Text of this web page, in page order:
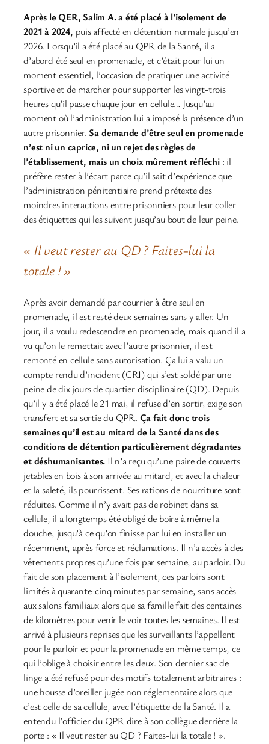
Après le QER, Salim A. a été placé à l’isolement de
2021 à 2024, puis affecté en détention normale jusqu’en
2026. Lorsqu’il a été placé au QPR de la Santé, il a
d’abord été seul en promenade, et c’était pour lui un
moment essentiel, l’occasion de pratiquer une activité
sportive et de marcher pour supporter les vingt-trois
heures qu’il passe chaque jour en cellule… Jusqu’au
moment où l’administration lui a imposé la présence d’un
autre prisonnier.Sa demande d’être seul en promenade
n’est ni un caprice, ni un rejet des règles de
l’établissement, mais un choix mûrement réfléchi: il
préfère rester à l’écart parce qu’il sait d’expérience que
l’administration pénitentiaire prend prétexte des
moindres interactions entre prisonniers pour leur coller
des étiquettes qui les suivent jusqu’au bout de leur peine.
« Il veut rester au QD ? Faites-lui la
totale ! »
Après avoir demandé par courrier à être seul en
promenade, il est resté deux semaines sans y aller. Un
jour, il a voulu redescendre en promenade, mais quand il a
vu qu’on le remettait avec l’autre prisonnier, il est
remonté en cellule sans autorisation. Ça lui a valu un
compte rendu d’incident (CRI) qui s’est soldé par une
peine de dix jours de quartier disciplinaire (QD). Depuis
qu’il y a été placé le 21 mai, il refuse d’en sortir, exige son
transfert et sa sortie du QPR. Ça fait donc trois
semaines qu’il est au mitard de la Santé dans des
conditions de détention particulièrement dégradantes
et déshumanisantes. Il n’a reçu qu’une paire de couverts
jetables en bois à son arrivée au mitard, et avec la chaleur
et la saleté, ils pourrissent. Ses rations de nourriture sont
réduites. Comme il n’y avait pas de robinet dans sa
cellule, il a longtemps été obligé de boire à même la
douche, jusqu’à ce qu’on finisse par lui en installer un
récemment, après force et réclamations. Il n’a accès à des
vêtements propres qu’une fois par semaine, au parloir. Du
fait de son placement à l’isolement, ces parloirs sont
limités à quarante-cinq minutes par semaine, sans accès
aux salons familiaux alors que sa famille fait des centaines
de kilomètres pour venir le voir toutes les semaines. Il est
arrivé à plusieurs reprises que les surveillants l’appellent
pour le parloir et pour la promenade en même temps, ce
qui l’oblige à choisir entre les deux. Son dernier sac de
linge a été refusé pour des motifs totalement arbitraires :
une housse d’oreiller jugée non réglementaire alors que
c’est celle de sa cellule, avec l’étiquette de la Santé. Il a
entendu l’officier du QPR dire à son collègue derrière la
porte : « Il veut rester au QD ? Faites-lui la totale ! ».